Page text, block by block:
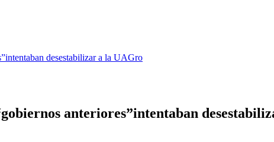
desestabilizar a la UAGro
anteriores”intentaban